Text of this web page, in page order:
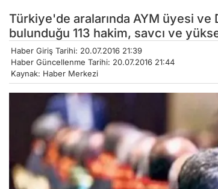
Türkiye'de aralarında AYM üyesi ve
bulunduğu 113 hakim, savcı ve
Haber Giriş Tarihi: 20.07.2016 21:39
Haber Güncellenme Tarihi: 20.07.2016 21:44
Kaynak: Haber Merkezi